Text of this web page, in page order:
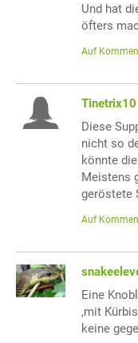
Und hat
öfters
Auf
Tinetrix10
Diese
nicht so
könnte
Meistens
geröstete
Auf
Eine
,mit
keine